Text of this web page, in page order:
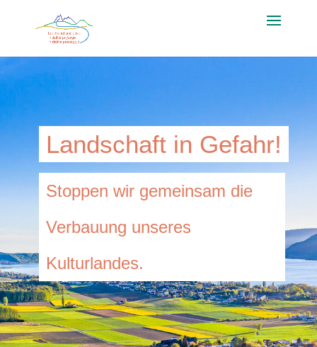
Landschaft in Gefahr!
Stoppen wir gemeinsam die
Verbauung unseres
Kulturlandes.